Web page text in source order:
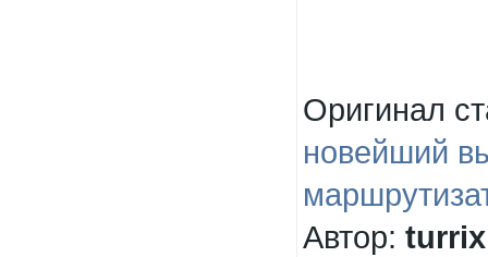
Оригинал
новейший
Автор: turrix